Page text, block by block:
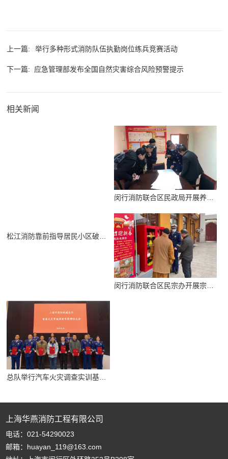
上一篇: 举行多种形式消防队伍执勤岗位练兵竞赛活动
下一篇: 应急管理部发布全国自然灾害综合风险预警提示
相关新闻
松江消防靠前指导居民小区破解消防车通道占用难题
上海华燕消防工程有限公司
电话：021-54290023
邮箱：huayan_119@163.com